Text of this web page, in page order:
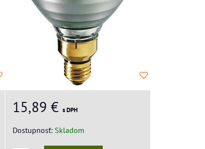
15,89 €s DPH
Dostupnosť: Skladom